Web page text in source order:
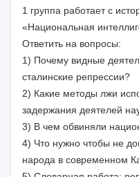
1 группа работает с
«Национальная
Ответить на вопросы:
1) Почему видные
сталинские репрессии?
2) Какие методы лжи
задержания деятелей
3) В чем обвиняли
4) Что нужно чтобы не
народа в современном